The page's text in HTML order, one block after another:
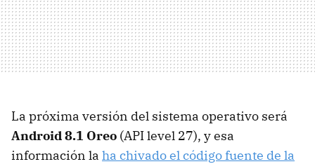
La próxima versión del sistema operativo será
Android 8.1 Oreo (API level 27), y esa
información la ha chivado el código fuente de la